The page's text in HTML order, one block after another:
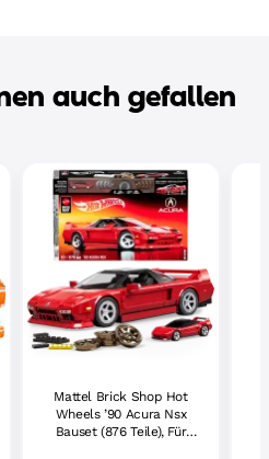
auch gefallen
Mattel Brick Shop Hot
Wheels ’90 Acura Nsx
Bauset (876 Teile), Für